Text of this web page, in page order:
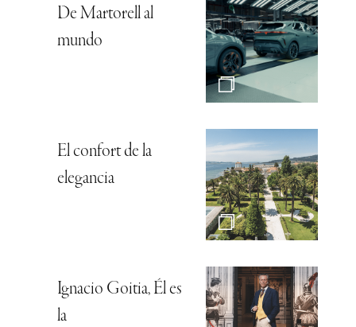
De Martorell al
mundo
El confort de la
elegancia
Ignacio Goitia, Él es
la